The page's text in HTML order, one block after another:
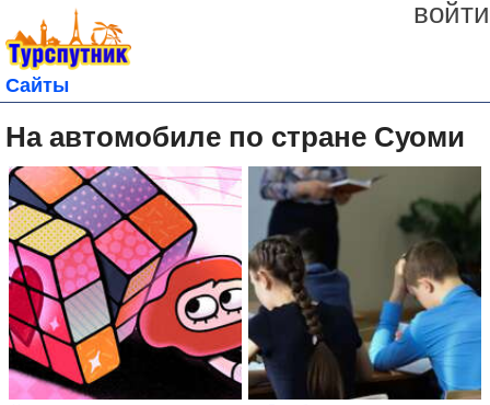
войти
Сайты
На автомобиле по стране Суоми